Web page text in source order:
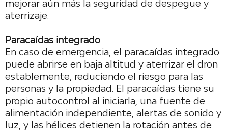
mejorar aún más la seguridad de despegue y
aterrizaje.
Paracaídas integrado
En caso de emergencia, el paracaídas integrado
puede abrirse en baja altitud y aterrizar el dron
establemente, reduciendo el riesgo para las
personas y la propiedad. El paracaídas tiene su
propio autocontrol al iniciarla, una fuente de
alimentación independiente, alertas de sonido y
luz, y las hélices detienen la rotación antes de